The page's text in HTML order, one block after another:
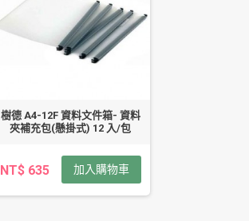
樹德 A4-12F 資料文件箱- 資料
夾補充包(懸掛式) 12 入/包
NT$ 635 加入購物車